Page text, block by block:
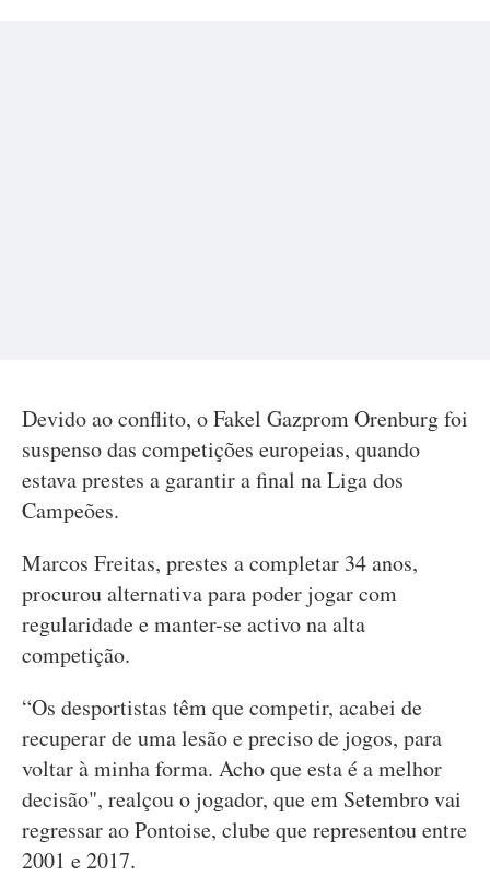
Devido ao conflito, o Fakel Gazprom Orenburg foi
suspenso das competições europeias, quando
estava prestes a garantir a final na Liga dos
Campeões.
Marcos Freitas, prestes a completar 34 anos,
procurou alternativa para poder jogar com
regularidade e manter-se activo na alta
competição.
“Os desportistas têm que competir, acabei de
recuperar de uma lesão e preciso de jogos, para
voltar à minha forma. Acho que esta é a melhor
decisão", realçou o jogador, que em Setembro vai
regressar ao Pontoise, clube que representou entre
2001 e 2017.